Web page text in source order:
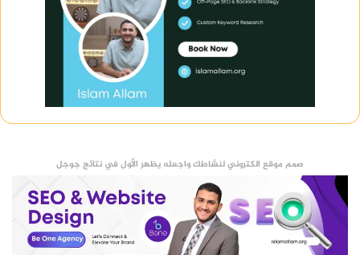
صمم موقع الكتروني لنشاطك واجعله يظهر الأول في نتائج جوجل